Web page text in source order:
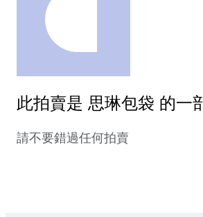
此拍賣是 思琳包袋 的一
請不要錯過任何拍賣